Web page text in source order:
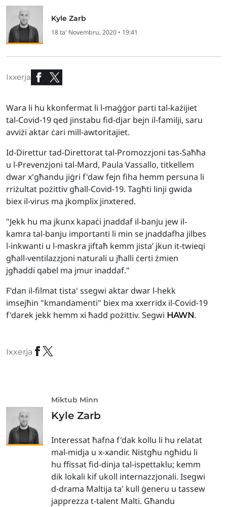
Kyle Zarb
18 ta' Novembru, 2020 • 19:41
Ixxerja
Wara li hu kkonfermat li l-maġġor parti tal-każijiet
tal-Covid-19 qed jinstabu fid-djar bejn il-familji, saru
avviżi aktar ċari mill-awtoritajiet.
Id-Direttur tad-Direttorat tal-Promozzjoni tas-Saħħa
u l-Prevenzjoni tal-Mard, Paula Vassallo, titkellem
dwar x'għandu jiġri f'daw fejn fiha hemm persuna li
rriżultat pożittiv għall-Covid-19. Tagħti linji gwida
biex il-virus ma jkomplix jinxtered.
"Jekk hu ma jkunx kapaċi jnaddaf il-banju jew il-
kamra tal-banju importanti li min se jnaddafha jilbes
l-inkwanti u l-maskra jiftaħ kemm jista’ jkun it-twieqi
għall-ventilazzjoni naturali u jħalli ċerti żmien
jgħaddi qabel ma jmur inaddaf."
F'dan il-filmat tista' ssegwi aktar dwar l-hekk
imsejħin "kmandamenti" biex ma xxerridx il-Covid-19
f'darek jekk hemm xi ħadd pożittiv. Segwi HAWN.
Ixxerja
Miktub Minn
Kyle Zarb
Interessat ħafna f'dak kollu li hu relatat
mal-midja u x-xandir. Nistgħu ngħidu li
hu ffissat fid-dinja tal-ispettaklu; kemm
dik lokali kif ukoll internazzjonali. Isegwi
d-drama Maltija ta' kull ġeneru u tassew
japprezza t-talent Malti. Għandu